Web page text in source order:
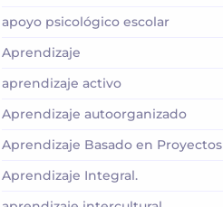
apoyo psicológico escolar
Aprendizaje
aprendizaje activo
Aprendizaje autoorganizado
Aprendizaje Basado en Proyectos
Aprendizaje Integral.